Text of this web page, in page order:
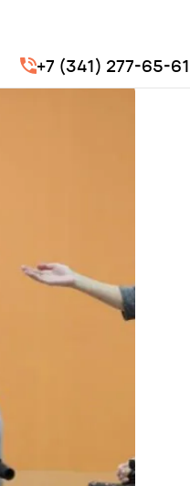
+7 (341) 277-65-61
на мероприятия